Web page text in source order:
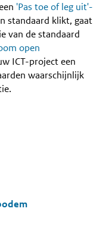
'Pas toe of leg uit'-
standaard klikt, gaat
van de standaard
open
ICT-project een
waarschijnlijk